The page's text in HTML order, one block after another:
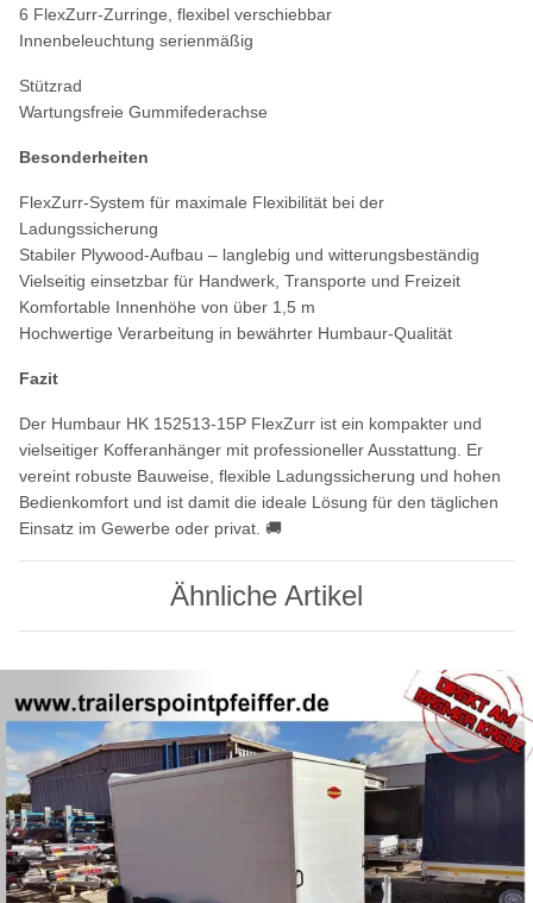
6 FlexZurr-Zurringe, flexibel verschiebbar
Innenbeleuchtung serienmäßig
Stützrad
Wartungsfreie Gummifederachse
Besonderheiten
FlexZurr-System für maximale Flexibilität bei der
Ladungssicherung
Stabiler Plywood-Aufbau – langlebig und witterungsbeständig
Vielseitig einsetzbar für Handwerk, Transporte und Freizeit
Komfortable Innenhöhe von über 1,5 m
Hochwertige Verarbeitung in bewährter Humbaur-Qualität
Fazit
Der Humbaur HK 152513-15P FlexZurr ist ein kompakter und
vielseitiger Kofferanhänger mit professioneller Ausstattung. Er
vereint robuste Bauweise, flexible Ladungssicherung und hohen
Bedienkomfort und ist damit die ideale Lösung für den täglichen
Einsatz im Gewerbe oder privat. 🚚
Ähnliche Artikel